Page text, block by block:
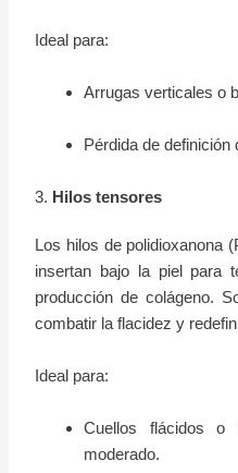
Ideal para:
Arrugas verticales o
Pérdida de definición
3. Hilos tensores
Los hilos de polidioxanona
insertan bajo la piel para
producción de colágeno.
combatir la flacidez y
Ideal para:
Cuellos flácidos o
moderado.